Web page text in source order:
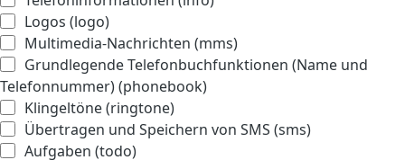
Logos (logo)
Multimedia-Nachrichten (mms)
Grundlegende Telefonbuchfunktionen (Name und
Telefonnummer) (phonebook)
Klingeltöne (ringtone)
Übertragen und Speichern von SMS (sms)
Aufgaben (todo)